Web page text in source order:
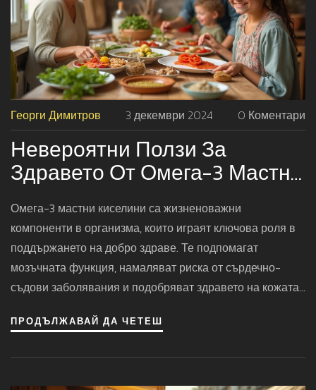
Георги Димитров 3 декември 2024 0 Коментари
Невероятни Ползи За
Здравето От Омега-3 Мастни
Киселини
Омега-3 мастни киселини са жизненоважни
компоненти в организма, които играят ключова роля в
поддържането на добро здраве. Те подпомагат
мозъчната функция, намаляват риска от сърдечно-
съдови заболявания и подобряват здравето на кожата
противовъзпалителни свойства и могат да подпомогнат
благотворно на нашето тяло и как можем да ги включим
ПРОДЪЛЖАВАЙ ДА ЧЕТЕШ